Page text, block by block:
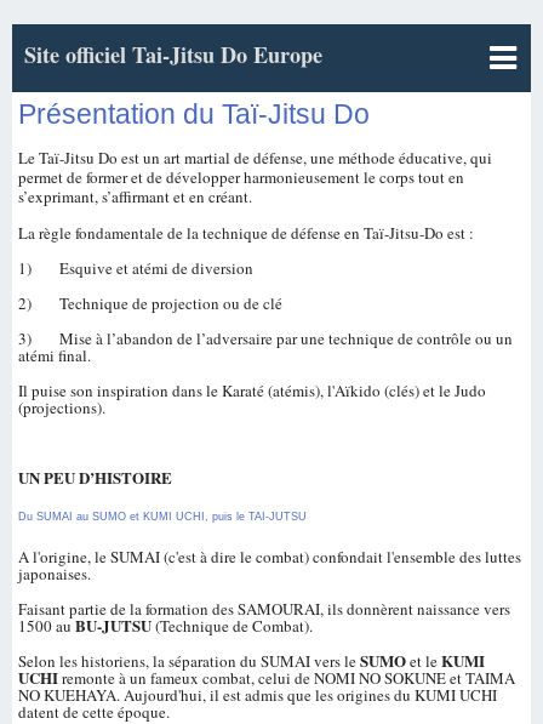
Site officiel Tai-Jitsu Do Europe
Présentation du Taï-Jitsu Do
Le Taï-Jitsu Do est un art martial de défense, une méthode éducative, qui
permet de former et de développer harmonieusement le corps tout en
s’exprimant, s’affirmant et en créant.
La règle fondamentale de la technique de défense en Taï-Jitsu-Do est :
1) Esquive et atémi de diversion
2) Technique de projection ou de clé
3) Mise à l’abandon de l’adversaire par une technique de contrôle ou un
atémi final.
Il puise son inspiration dans le Karaté (atémis), l'Aïkido (clés) et le Judo
(projections).
UN PEU D’HISTOIRE
Du SUMAI au SUMO et KUMI UCHI, puis le TAI-JUTSU
A l'origine, le SUMAI (c'est à dire le combat) confondait l'ensemble des luttes
japonaises.
Faisant partie de la formation des SAMOURAI, ils donnèrent naissance vers
1500 auBU-JUTSU(Technique de Combat).
Selon les historiens, la séparation du SUMAI vers leSUMOet leKUMI
UCHIremonte à un fameux combat, celui de NOMI NO SOKUNE et TAIMA
NO KUEHAYA. Aujourd'hui, il est admis que les origines du KUMI UCHI
datent de cette époque.